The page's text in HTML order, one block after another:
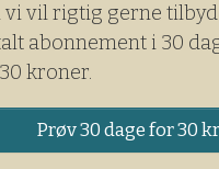
vi vil rigtig gerne
abonnement i 30
kroner.
Prøv 30 dage for 30 kr